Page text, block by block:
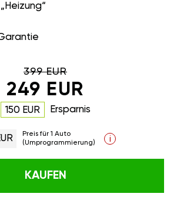
399 EUR
249 EUR
150 EUR Ersparnis
Preis für 1 Auto
(Umprogrammierung)
i
KAUFEN